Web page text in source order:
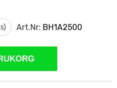
Art.Nr: BH1A2500